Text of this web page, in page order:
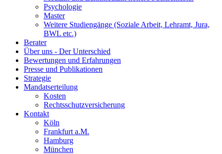
Psychologie
Master
Weitere Studiengänge (Soziale Arbeit, Lehramt, Jura,
BWL etc.)
Berater
Über uns - Der Unterschied
Bewertungen und Erfahrungen
Presse und Publikationen
Strategie
Mandatserteilung
Kosten
Rechtsschutzversicherung
Kontakt
Köln
Frankfurt a.M.
Hamburg
München